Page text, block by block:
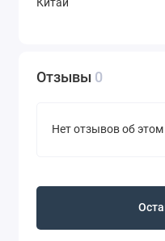
Китай
Отзывы 0
Нет отзывов об этом